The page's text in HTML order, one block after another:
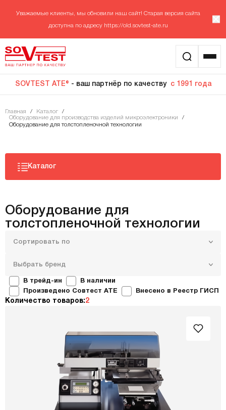
Уважаемые клиенты, мы обновили наш сайт! Старая версия сайта
доступна по адресу https://old.sovtest-ate.ru
SOVTEST ATE® - ваш партнёр по качеству с 1991 года
Главная / Каталог
/
Оборудование для производства изделий микроэлектроники
/
Оборудование для толстопленочной технологии
Каталог
Оборудование для
толстопленочной технологии
Сортировать по
Выбрать бренд
В трейд-ин
В наличии
Произведено Совтест ATE
Внесено в Реестр ГИСП
Количество товаров:2